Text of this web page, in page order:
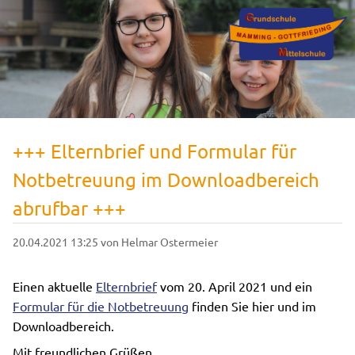
+++ Elternbrief und Formular für
Notbetreuung im Downloadbereich
abrufbar +++
20.04.2021 13:25 von Helmar Ostermeier
Einen aktuelle Elternbriefvom 20. April 2021 und ein
Formular für die Notbetreuung finden Sie hier und im
Downloadbereich.
Mit freundlichen Grüßen